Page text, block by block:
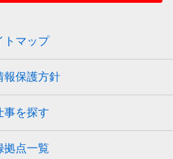
トマップ
報保護方針
事を探す
拠点一覧